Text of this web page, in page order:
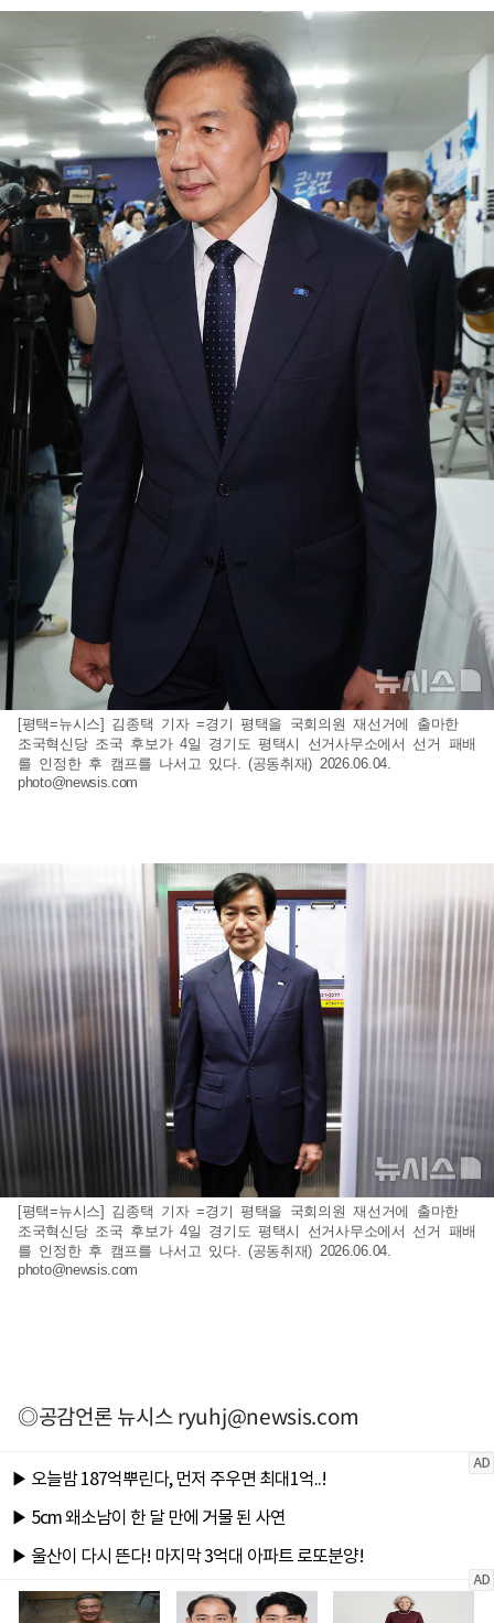
[평택=뉴시스] 김종택 기자 =경기 평택을 국회의원 재선거에 출마한
조국혁신당 조국 후보가 4일 경기도 평택시 선거사무소에서 선거 패배
를 인정한 후 캠프를 나서고 있다. (공동취재) 2026.06.04.
photo@newsis.com
[평택=뉴시스] 김종택 기자 =경기 평택을 국회의원 재선거에 출마한
조국혁신당 조국 후보가 4일 경기도 평택시 선거사무소에서 선거 패배
를 인정한 후 캠프를 나서고 있다. (공동취재) 2026.06.04.
photo@newsis.com
◎공감언론 뉴시스ryuhj@newsis.com